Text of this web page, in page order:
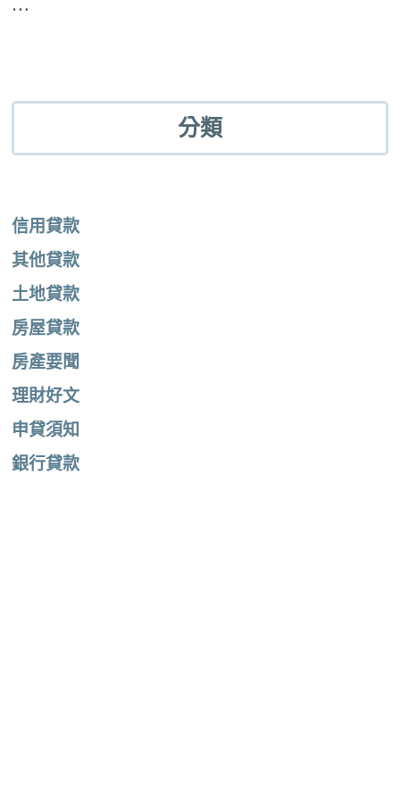
…
分類
信用貸款
其他貸款
土地貸款
房屋貸款
房產要聞
理財好文
申貸須知
銀行貸款